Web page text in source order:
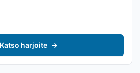
Katso harjoite →